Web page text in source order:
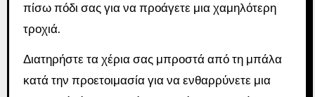
πίσω πόδι σας για να προάγετε μια χαμηλότερη
τροχιά.
Διατηρήστε τα χέρια σας μπροστά από τη μπάλα
κατά την προετοιμασία για να ενθαρρύνετε μια